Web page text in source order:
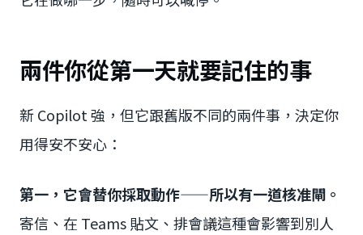
兩件你從第一天就要記住的事
新 Copilot 強，但它跟舊版不同的兩件事，決定你
用得安不安心：
第一，它會替你採取動作——所以有一道核准閘。
寄信、在 Teams 貼文、排會議這種會影響到別人